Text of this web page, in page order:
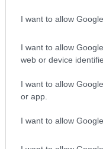
I want to allow
I want to allow
web or device
I want to allow
or app.
I want to allow
προκάλεσε